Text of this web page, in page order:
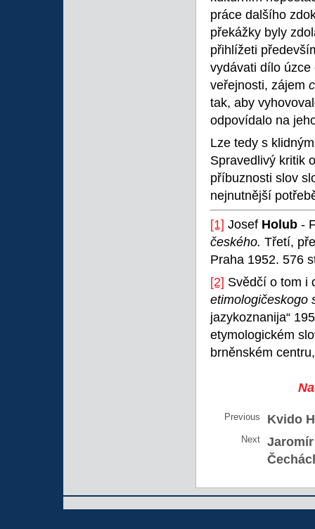
práce dalšího
překážky byly
přihlížeti
vydávati dílo úzce
veřejnosti, zájem
tak, aby
odpovídalo na
Lze tedy s
Spravedlivý kritik
příbuznosti slov
nejnutnější
[1] Josef Holub -
českého. Třetí,
Praha 1952. 576
[2] Svědčí o tom i
etimologičeskogo
jazykoznanija“
etymologickém
brněnském
Previous Kvido
Next